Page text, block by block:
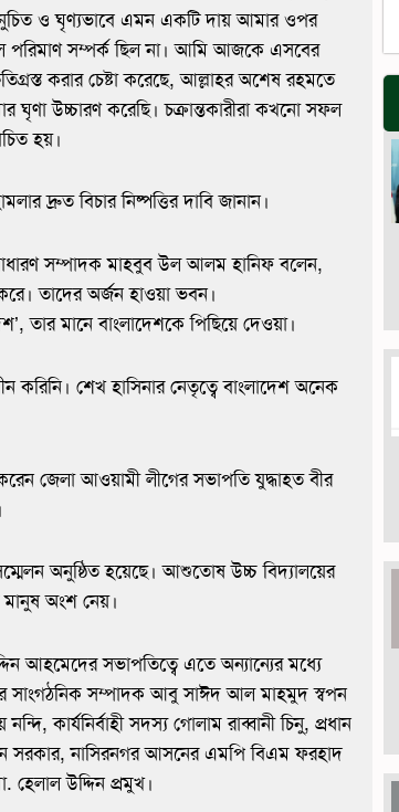
ও ঘৃণ্যভাবে এমন একটি দায় আমার ওপর
পরিমাণ সম্পর্ক ছিল না। আমি আজকে এসবের
করার চেষ্টা করেছে, আল্লাহর অশেষ রহমতে
উচ্চারণ করেছি। চক্রান্তকারীরা কখনো সফল
হয়।
দ্রুত বিচার নিষ্পত্তির দাবি জানান।
সম্পাদক মাহবুব উল আলম হানিফ বলেন,
করে। তাদের অর্জন হাওয়া ভবন।
তার মানে বাংলাদেশকে পিছিয়ে দেওয়া।
করিনি। শেখ হাসিনার নেতৃত্বে বাংলাদেশ অনেক
জেলা আওয়ামী লীগের সভাপতি যুদ্ধাহত বীর
অনুষ্ঠিত হয়েছে। আশুতোষ উচ্চ বিদ্যালয়ের
মানুষ অংশ নেয়।
আহমেদের সভাপতিত্বে এতে অন্যান্যের মধ্যে
সাংগঠনিক সম্পাদক আবু সাঈদ আল মাহমুদ স্বপন
কার্যনির্বাহী সদস্য গোলাম রাব্বানী চিনু, প্রধান
সরকার, নাসিরনগর আসনের এমপি বিএম ফরহাদ
উদ্দিন প্রমুখ।